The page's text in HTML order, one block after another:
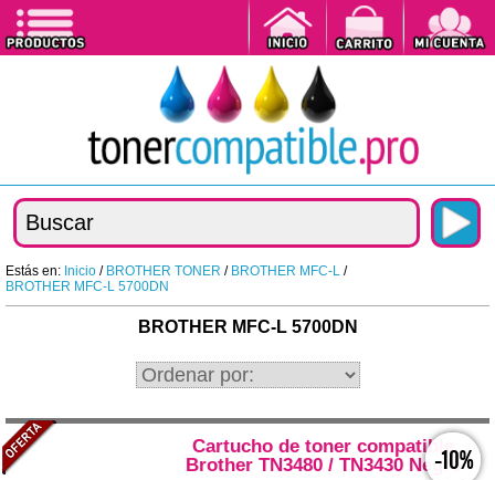
Estás en: Inicio / BROTHER TONER / BROTHER MFC-L /
BROTHER MFC-L 5700DN
BROTHER MFC-L 5700DN
-10%
Cartucho de toner compatible
Brother TN3480 / TN3430 Negro